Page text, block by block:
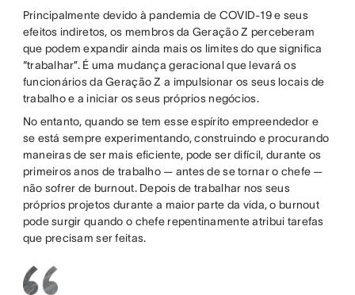
Principalmente devido à pandemia de COVID-19 e seus
efeitos indiretos, os membros da Geração Z perceberam
que podem expandir ainda mais os limites do que significa
“trabalhar”. É uma mudança geracional que levará os
funcionários da Geração Z a impulsionar os seus locais de
trabalho e a iniciar os seus próprios negócios.
No entanto, quando se tem esse espírito empreendedor e
se está sempre experimentando, construindo e procurando
maneiras de ser mais eficiente, pode ser difícil, durante os
primeiros anos de trabalho — antes de se tornar o chefe —
não sofrer de burnout. Depois de trabalhar nos seus
próprios projetos durante a maior parte da vida, o burnout
pode surgir quando o chefe repentinamente atribui tarefas
que precisam ser feitas.